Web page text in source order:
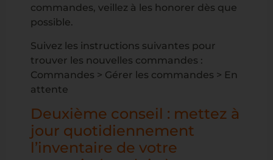
commandes, veillez à les honorer dès que
possible.
Suivez les instructions suivantes pour
trouver les nouvelles commandes :
Commandes > Gérer les commandes > En
attente
Deuxième conseil : mettez à
jour quotidiennement
l’inventaire de votre